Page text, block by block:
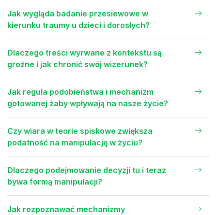
Jak wygląda badanie przesiewowe w
kierunku traumy u dzieci i dorosłych?
Dlaczego treści wyrwane z kontekstu są
groźne i jak chronić swój wizerunek?
Jak reguła podobieństwa i mechanizm
gotowanej żaby wpływają na nasze życie?
Czy wiara w teorie spiskowe zwiększa
podatność na manipulację w życiu?
Dlaczego podejmowanie decyzji tu i teraz
bywa formą manipulacji?
Jak rozpoznawać mechanizmy